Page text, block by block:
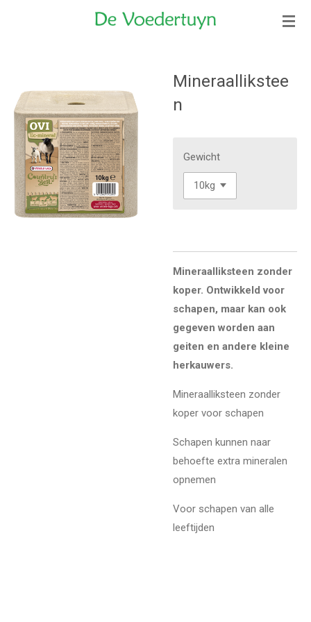
hoofdinhoud
Mineraallikstee
n
Gewicht
Mineraalliksteen zonder
koper. Ontwikkeld voor
schapen, maar kan ook
gegeven worden aan
geiten en andere kleine
herkauwers.
Mineraalliksteen zonder
koper voor schapen
Schapen kunnen naar
behoefte extra mineralen
opnemen
Voor schapen van alle
leeftijden